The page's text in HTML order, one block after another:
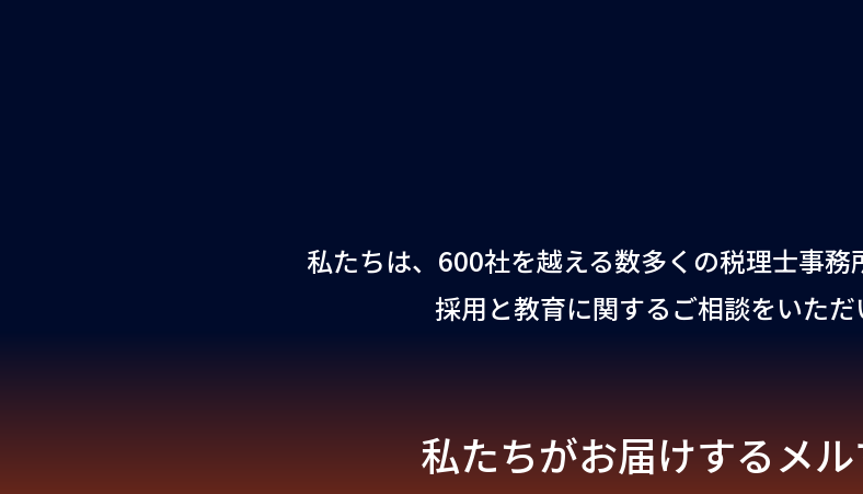
私たちは、600社を越える数多くの税理士事
採用と教育に関するご相談をいただ
私たちがお届けするメル